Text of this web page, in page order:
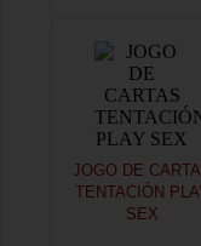
JOGO DE
TENTACIÓN
SEX